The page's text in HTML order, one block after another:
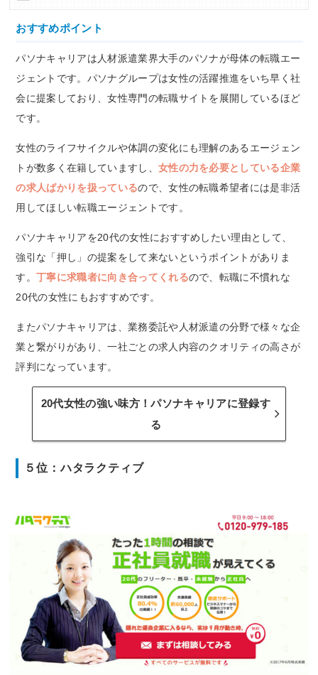
おすすめポイント
パソナキャリアは人材派遣業界大手のパソナが母体の転職エー
ジェントです。パソナグループは女性の活躍推進をいち早く社
会に提案しており、女性専門の転職サイトを展開しているほど
です。
女性のライフサイクルや体調の変化にも理解のあるエージェン
トが数多く在籍していますし、 女性の力を必要としている企業
の求人ばかりを扱っているので、女性の転職希望者には是非活
用してほしい転職エージェントです。
パソナキャリアを20代の女性におすすめしたい理由として、
強引な「押し」の提案をして来ないというポイントがありま
す。丁寧に求職者に向き合ってくれるので、転職に不慣れな
20代の女性にもおすすめです。
またパソナキャリアは、業務委託や人材派遣の分野で様々な企
業と繋がりがあり、一社ごとの求人内容のクオリティの高さが
評判になっています。
20代女性の強い味方！パソナキャリアに登録す
る
５位：ハタラクティブ